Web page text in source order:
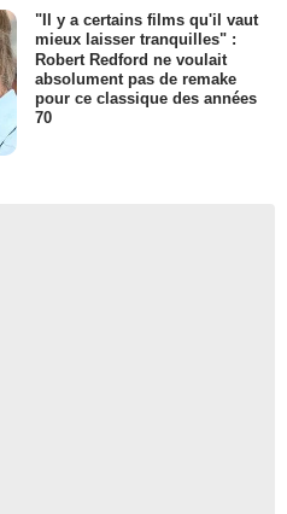
"Il y a certains films qu'il vaut
mieux laisser tranquilles" :
Robert Redford ne voulait
absolument pas de remake
pour ce classique des années
70